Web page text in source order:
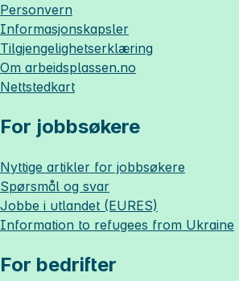
Personvern
Informasjonskapsler
Tilgjengelighetserklæring
Om arbeidsplassen.no
Nettstedkart
For jobbsøkere
Nyttige artikler for jobbsøkere
Spørsmål og svar
Jobbe i utlandet (EURES)
Information to refugees from Ukraine
For bedrifter